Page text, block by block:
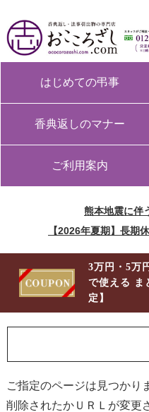
はじめての弔事
香典返しのマナー
ご利用案内
熊本地震に伴
【2026年夏期】長期
3万円・5万
で使える ま
定】
ご指定のページは見つかり
削除されたかＵＲＬが変更